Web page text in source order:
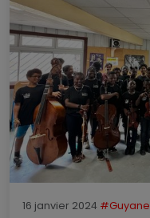
16 janvier 2024 #Guyane